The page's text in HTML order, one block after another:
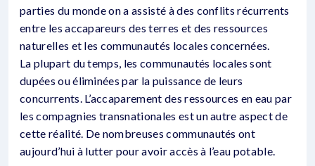
parties du monde on a assisté à des conflits récurrents
entre les accapareurs des terres et des ressources
naturelles et les communautés locales concernées.
La plupart du temps, les communautés locales sont
dupées ou éliminées par la puissance de leurs
concurrents. L’accaparement des ressources en eau par
les compagnies transnationales est un autre aspect de
cette réalité. De nombreuses communautés ont
aujourd’hui à lutter pour avoir accès à l’eau potable.